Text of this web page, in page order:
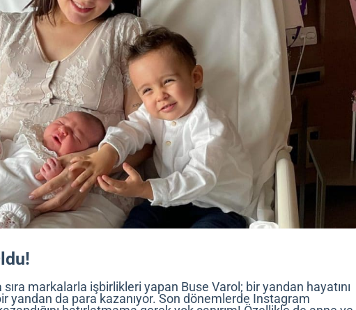
sıra markalarla işbirlikleri yapan Buse Varol; bir yandan hayatını
yandan da para kazanıyor. Son dönemlerde Instagram